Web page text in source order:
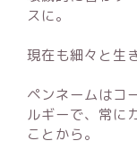
スに。
現在も細々と生
ペンネームはコ
ルギーで、常に
ことから。